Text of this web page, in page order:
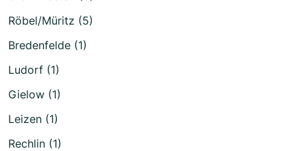
Röbel/Müritz (5)
Bredenfelde (1)
Ludorf (1)
Gielow (1)
Leizen (1)
Rechlin (1)